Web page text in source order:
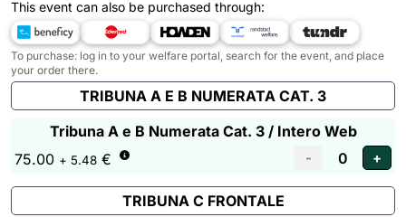
This event can also be purchased through:
To purchase: log in to your welfare portal, search for the event, and place
your order there.
TRIBUNA A E B NUMERATA CAT. 3
Tribuna A e B Numerata Cat. 3 / Intero Web
75.00 + 5.48 €
TRIBUNA C FRONTALE